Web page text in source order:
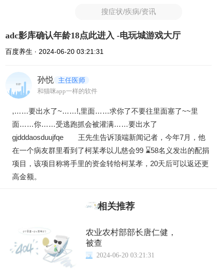
搜症状/疾病/资讯
adc影库确认年龄18点此进入 -电玩城游戏大厅
百度养生 · 2024-06-20 03:21:31
孙悦 主任医师
和猫咪app一样的软件
,……要出水了~……!,里面……求你了不要往里面塞了~~里
面……你……受逃跑抓会被灌满……要出水了
gjdddaosduujfqe 王先生告诉顶端新闻记者，今年7月，他
在一个病友群里看到了柯某孝以儿慈会99 ⌛58名义发出的配捐
项目，该项目称将手里的资金转给柯某孝，20天后可以返还更
高金额。
相关推荐
农业农村部部长唐仁健，
被查
2024-06-20 03:21:31